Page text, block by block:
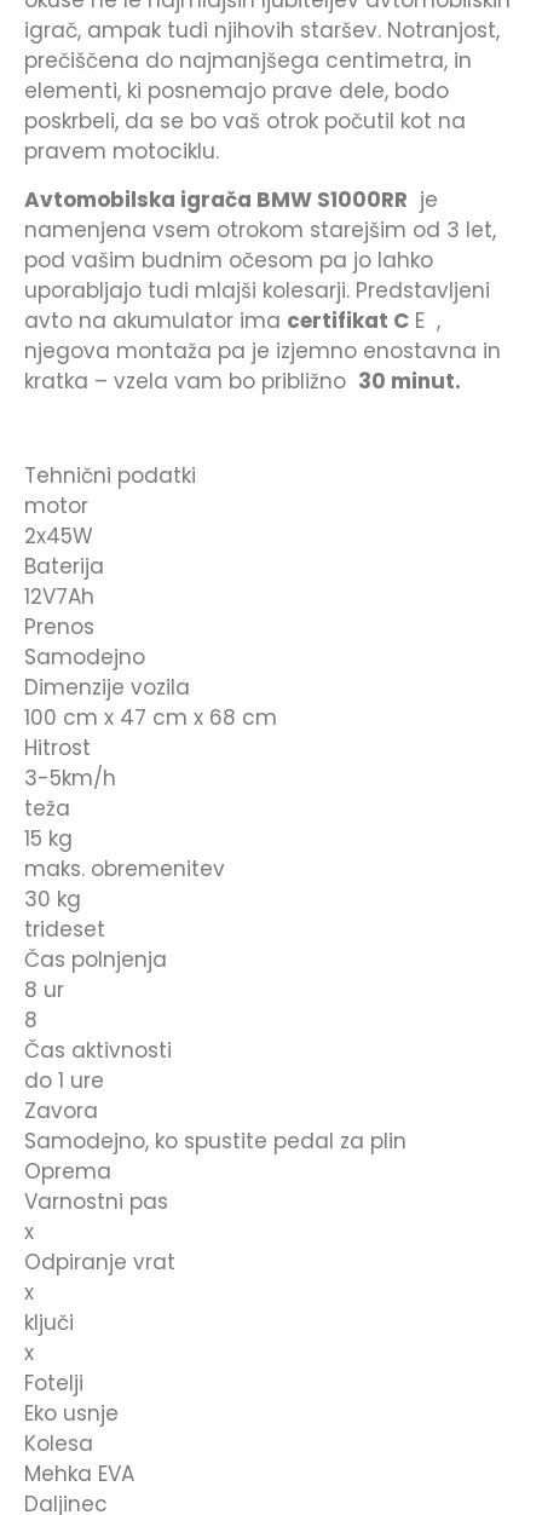
igrač, ampak tudi njihovih staršev. Notranjost,
prečiščena do najmanjšega centimetra, in
elementi, ki posnemajo prave dele, bodo
poskrbeli, da se bo vaš otrok počutil kot na
pravem motociklu.
Avtomobilska igrača BMW S1000RR je
namenjena vsem otrokom starejšim od 3 let,
pod vašim budnim očesom pa jo lahko
uporabljajo tudi mlajši kolesarji. Predstavljeni
avto na akumulator ima certifikat C E ,
njegova montaža pa je izjemno enostavna in
kratka – vzela vam bo približno 30 minut.
Tehnični podatki
motor
2x45W
Baterija
12V7Ah
Prenos
Samodejno
Dimenzije vozila
100 cm x 47 cm x 68 cm
Hitrost
3-5km/h
teža
15 kg
maks. obremenitev
30 kg
trideset
Čas polnjenja
8 ur
8
Čas aktivnosti
do 1 ure
Zavora
Samodejno, ko spustite pedal za plin
Oprema
Varnostni pas
x
Odpiranje vrat
x
ključi
x
Fotelji
Eko usnje
Kolesa
Mehka EVA
Daljinec